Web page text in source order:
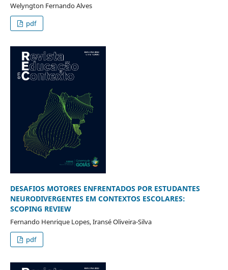
Welyngton Fernando Alves
pdf
DESAFIOS MOTORES ENFRENTADOS POR ESTUDANTES
NEURODIVERGENTES EM CONTEXTOS ESCOLARES:
SCOPING REVIEW
Fernando Henrique Lopes, Iransé Oliveira-Silva
pdf